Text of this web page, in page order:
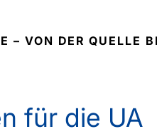
– VON DER QUELLE
für die UA